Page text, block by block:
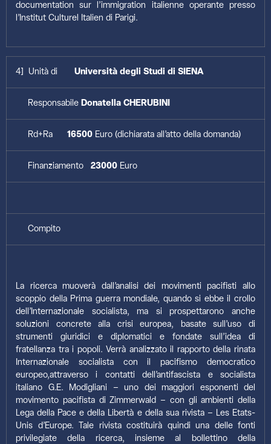
documentation sur l’immigration italienne operante presso
l’Institut Culturel Italien di Parigi.
4] Unità di Università degli Studi di SIENA
Responsabile Donatella CHERUBINI
Rd+Ra 16500 Euro (dichiarata all’atto della domanda)
Finanziamento 23000 Euro
Compito
La ricerca muoverà dall’analisi dei movimenti pacifisti allo
scoppio della Prima guerra mondiale, quando si ebbe il crollo
dell’Internazionale socialista, ma si prospettarono anche
soluzioni concrete alla crisi europea, basate sull’uso di
strumenti giuridici e diplomatici e fondate sull’idea di
fratellanza tra i popoli. Verrà analizzato il rapporto della rinata
Internazionale socialista con il pacifismo democratico
europeo,attraverso i contatti dell’antifascista e socialista
italiano G.E. Modigliani – uno dei maggiori esponenti del
movimento pacifista di Zimmerwald – con gli ambienti della
Lega della Pace e della Libertà e della sua rivista – Les Etats-
Unis d’Europe. Tale rivista costituirà quindi una delle fonti
privilegiate della ricerca, insieme al bollettino della